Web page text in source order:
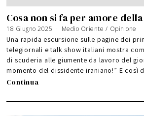
Cosa non si fa per amore
18 Giugno 2025 Medio Oriente / Opinione
Una rapida escursione sulle pagine dei
telegiornali e talk show italiani mostra
di scuderia alle giumente da lavoro del
momento del dissidente iraniano!” E così
Continua